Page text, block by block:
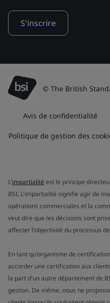
S'inscrire
© The British
Avis de confidentialité
Politique de gestion des
L'impartialité est le principe
BSI. L'impartialité signifie agir de
opérations commerciales et la
veut dire que les décisions sont
affecter l'objectivité du processus
En tant qu'organisme de
accorder une certification aux
la part d'un autre département de
gestion. De même, nous ne